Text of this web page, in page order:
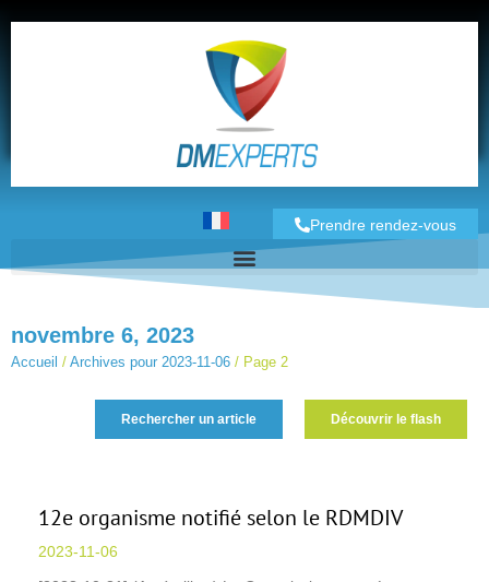
Prendre rendez-vous
novembre 6, 2023
Accueil / Archives pour 2023-11-06 / Page 2
Rechercher un article Découvrir le flash
12e organisme notifié selon le RDMDIV
2023-11-06